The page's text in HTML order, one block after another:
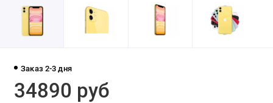
Заказ 2-3 дня
34890 руб